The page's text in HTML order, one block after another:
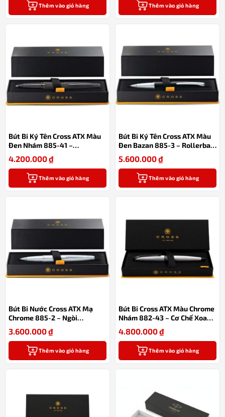
Thêm vào giỏ hàng Thêm vào giỏ hàng
Bút Bi Ký Tên Cross ATX Màu
Đen Nhám 885-41 –
Rollerball Mực Gel Êm, Thay
Ruột Linh Hoạt Kèm Hộp Quà
Cao Cấp
4.200.000₫
Thêm vào giỏ hàng
Bút Bi Ký Tên Cross ATX Màu
Đen Bazan 885-3 – Rollerball
Mực Gel Êm, Thay Ruột Tiện
Lợi Kèm Hộp Quà Cao Cấp
5.600.000₫
Thêm vào giỏ hàng
Bút Bi Nước Cross ATX Mạ
Chrome 885-2 – Ngòi
Rollerball, Mực Gel Đen, Thay
Ruột Linh Hoạt Kèm Hộp Quà
Cao Cấp
3.600.000₫
Thêm vào giỏ hàng
Bút Bi Cross ATX Màu Chrome
Nhám 882-43 – Cơ Chế Xoay 2
Chiều, Ngòi Bi Khô Kèm Hộp
Quà Cao Cấp
4.800.000₫
Thêm vào giỏ hàng